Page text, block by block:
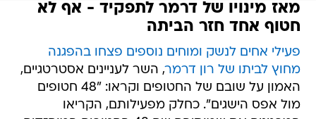
מאז מינויו של דרמר לתפקיד - אף לא
חטוף אחד חזר הביתה
פעילי אחים לנשק ומוחים נוספים פצחו בהפגנה
מחוץ לביתו של רון דרמר, השר לעניינים אסטרטגיים,
האמון על שובם של החטופים וקראו: "48 חטופים
מול אפס הישגים". כחלק מפעילותם, הקריאו